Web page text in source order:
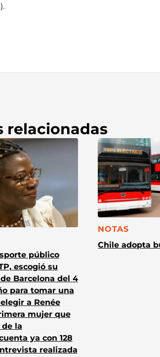
relacionadas
público
escogió su
Barcelona del 4
para tomar una
a Renée
mujer que
la
ya con 128
realizada
CATEGORÍA:
NOTAS
Chile adopta